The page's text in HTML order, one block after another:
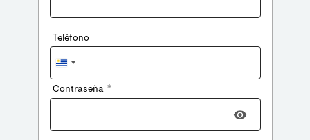
Teléfono
Uruguay
+598
Contraseña *